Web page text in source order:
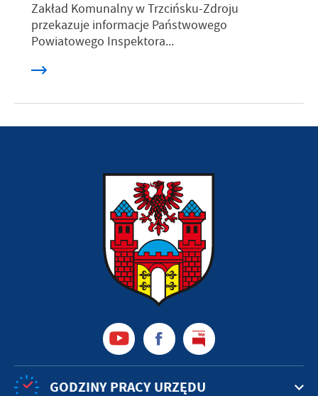
Zakład Komunalny w Trzcińsku-Zdroju
przekazuje informacje Państwowego
Powiatowego Inspektora...
GODZINY PRACY URZĘDU